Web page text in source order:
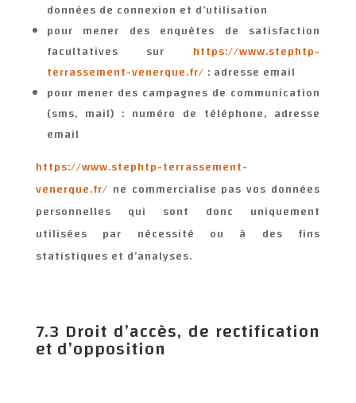
données de connexion et d’utilisation
pour mener des enquêtes de satisfaction
facultatives sur
https://www.stephtp-
terrassement-venerque.fr/ : adresse email
pour mener des campagnes de communication
(sms, mail) : numéro de téléphone, adresse
email
https://www.stephtp-terrassement-
venerque.fr/ ne commercialise pas vos données
personnelles qui sont donc uniquement
utilisées par nécessité ou à des fins
statistiques et d’analyses.
7.3 Droit d’accès, de rectification
et d’opposition